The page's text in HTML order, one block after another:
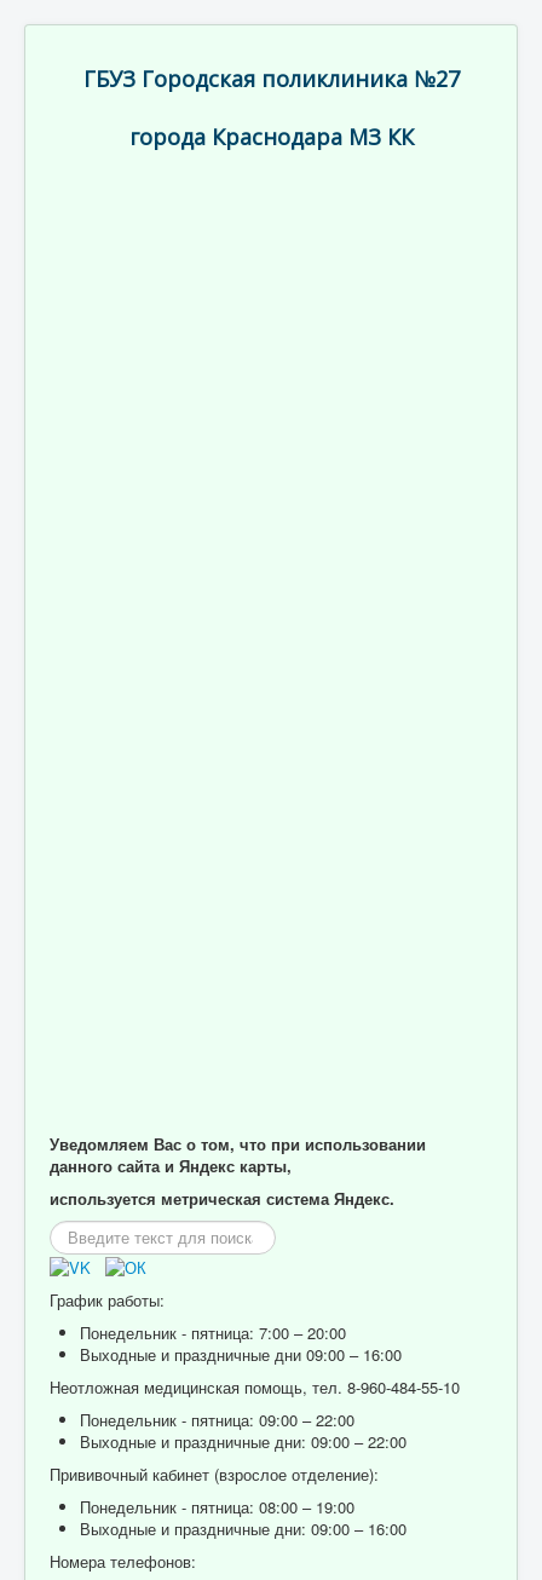
ГБУЗ Городская поликлиника №27
города Краснодара МЗ КК
Уведомляем Вас о том, что при использовании
данного сайта и Яндекс карты,
используется метрическая система Яндекс.
Искать...
График работы:
Понедельник - пятница: 7:00 – 20:00
Выходные и праздничные дни 09:00 – 16:00
Неотложная медицинская помощь, тел. 8-960-484-55-10
Понедельник - пятница: 09:00 – 22:00
Выходные и праздничные дни: 09:00 – 22:00
Прививочный кабинет (взрослое отделение):
Понедельник - пятница: 08:00 – 19:00
Выходные и праздничные дни: 09:00 – 16:00
Номера телефонов: